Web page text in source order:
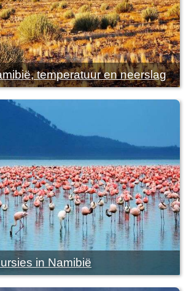
temperatuur en neerslag
in Namibië